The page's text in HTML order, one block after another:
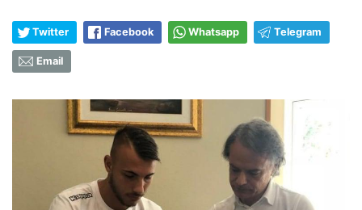
Twitter Facebook Whatsapp Telegram
Email